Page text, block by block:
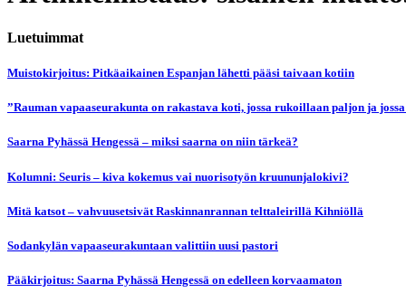
Luetuimmat
Muistokirjoitus: Pitkäaikainen Espanjan lähetti pääsi taivaan kotiin
”Rauman vapaaseurakunta on rakastava koti, jossa rukoillaan paljon ja
Saarna Pyhässä Hengessä – miksi saarna on niin tärkeä?
Kolumni: Seuris – kiva kokemus vai nuorisotyön kruununjalokivi?
Mitä katsot – vahvuusetsivät Raskinnanrannan telttaleirillä Kihniöllä
Sodankylän vapaaseurakuntaan valittiin uusi pastori
Pääkirjoitus: Saarna Pyhässä Hengessä on edelleen korvaamaton